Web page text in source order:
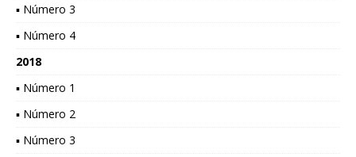
▪ Número 3
▪ Número 4
2018
▪ Número 1
▪ Número 2
▪ Número 3